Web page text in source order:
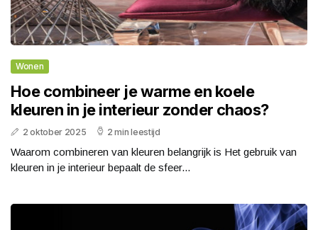
Wonen
Hoe combineer je warme en koele
kleuren in je interieur zonder chaos?
2 oktober 2025 2 min leestijd
Waarom combineren van kleuren belangrijk is Het gebruik van
kleuren in je interieur bepaalt de sfeer...